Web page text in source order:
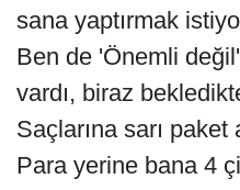
sana yaptırmak
Ben de 'Önemli
vardı, biraz
Saçlarına sarı
Para yerine bana 4